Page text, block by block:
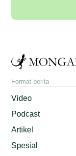
Format berita
Video
Podcast
Artikel
Spesial